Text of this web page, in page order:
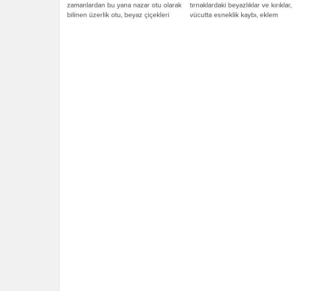
zamanlardan bu yana nazar otu olarak
bilinen üzerlik otu, beyaz çiçekleri
tırnaklardaki beyazlıklar ve kırıklar,
vücutta esneklik kaybı, eklem